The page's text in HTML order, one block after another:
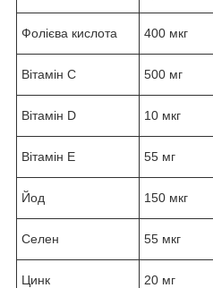
Фолієва кислота 400 мкг
Вітамін С 500 мг
Вітамін D 10 мкг
Вітамін Е 55 мг
Йод 150 мкг
Селен 55 мкг
Цинк 20 мг